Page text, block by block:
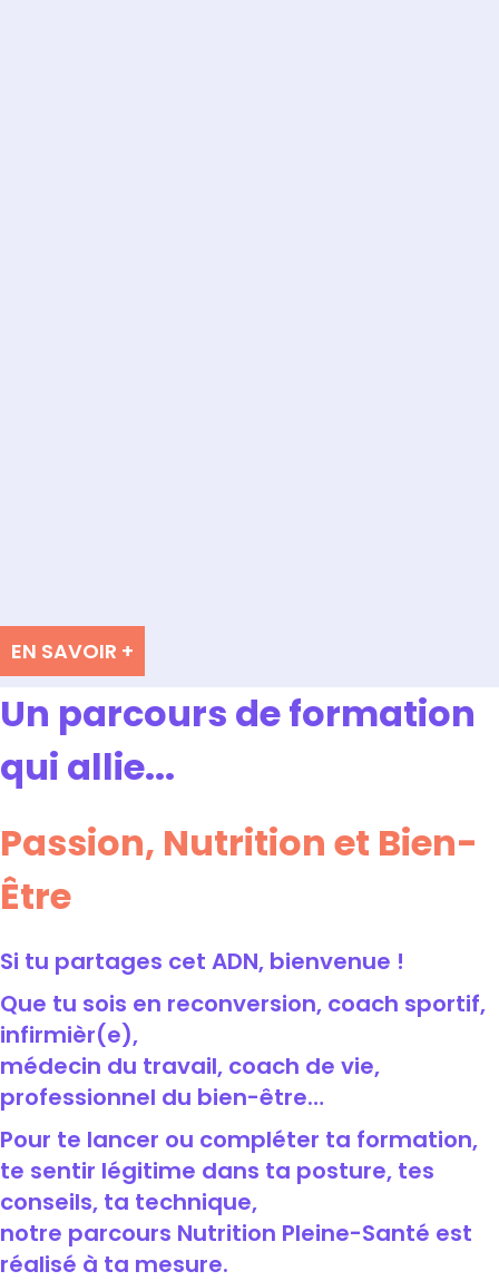
EN SAVOIR +
Un parcours de formation
qui allie...
Passion, Nutrition et Bien-
Être
Si tu partages cet ADN, bienvenue !
Que tu sois en reconversion, coach sportif,
infirmièr(e),
médecin du travail, coach de vie,
professionnel du bien-être…
Pour te lancer ou compléter ta formation,
te sentir légitime dans ta posture, tes
conseils, ta technique,
notre parcours Nutrition Pleine-Santé est
réalisé à ta mesure.